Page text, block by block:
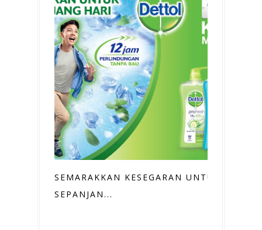
SEMARAKKAN KESEGARAN UNTUK
SEPANJAN...